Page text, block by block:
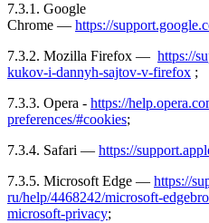
7.3.1. Google
Chrome — https://
7.3.2. Mozilla Firefox — https://
kukov-i-dannyh-sajtov-v-firefox ;
7.3.3. Opera - https://
preferences/#cookies;
7.3.4. Safari — https://
7.3.5. Microsoft Edge — https://
ru/help/4468242/microsoft-
microsoft-privacy;